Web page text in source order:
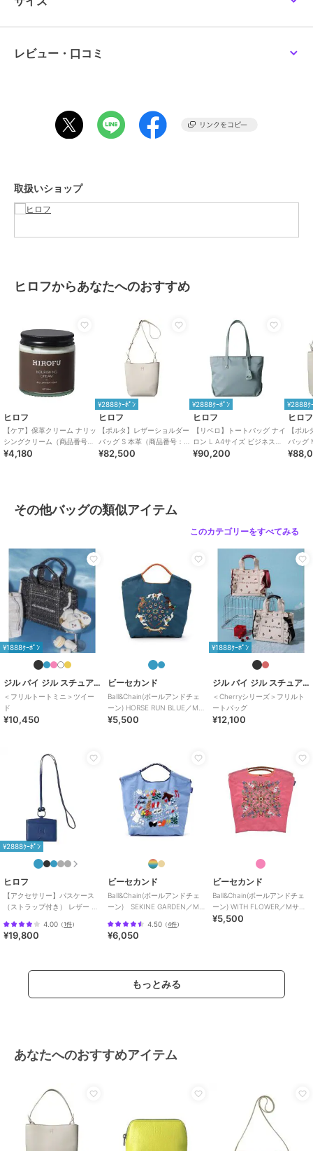
【ご注意いただきたいこと】
メ等には使用できません。
※照明の関係により、実際よりも色味が違って見える場合がありま
す。また、パソコン・スマートフォンなどの環境により、若干製品と
商品カテゴリ バッグ ／その他バッグ
カラー
ブラック（０１９）、ダークブル
サイズ ００（ＯＮＥＳＩＺＥ）
素材
ろう 油脂 有機溶剤
商品のお取り扱い方法
フランス製
レビュー・口コミ
取扱いショップ
ヒロフからあなたへのおすすめ
ヒロフ
【ケア】保革クリーム ナリッ
シングクリーム（商品番号：
P25-79308）
¥4,180
¥2888ｸｰﾎﾟﾝ
ヒロフ
【ポルタ】レザーショルダー
バッグ S 本革（商品番号：
P25-35420）
¥82,500
¥2888ｸｰﾎﾟﾝ
ヒロフ
【リベロ】トートバッグ ナイ
ロン L A4サイズ ビジネスバ
ッグ（商品番号：P25-
¥90,200
¥2888ｸ
ヒロフ
【ポ
バッグ
P25-
その他バッグの類似アイテム
このカテゴリーをすべてみる
¥1888ｸｰﾎﾟﾝ
ジル バイ ジル スチュアート
＜フリルトートミニ＞ツイー
ド
¥10,450
ビーセカンド
Ball&Chain(ボールアンドチェ
ーン) HORSE RUN BLUE／M
サイズ
¥5,500
¥1888ｸｰﾎﾟﾝ
ジル バイ ジル スチュアート
＜Cherryシリーズ＞フリルト
ートバッグ
¥12,100
¥2888ｸｰﾎﾟﾝ
ヒロフ
【アクセサリー】パスケース
（ストラップ付き） レザー 本
4.00 （1件）
¥19,800
ビーセカンド
Ball&Chain(ボールアンドチェ
ーン) SEKINE GARDEN／M
4.50 （4件）
¥6,050
ビーセカンド
Ball&Chain(ボールアンドチェ
ーン) WITH FLOWER／Mサイ
ズ
¥5,500
もっとみる
あなたへのおすすめアイテム